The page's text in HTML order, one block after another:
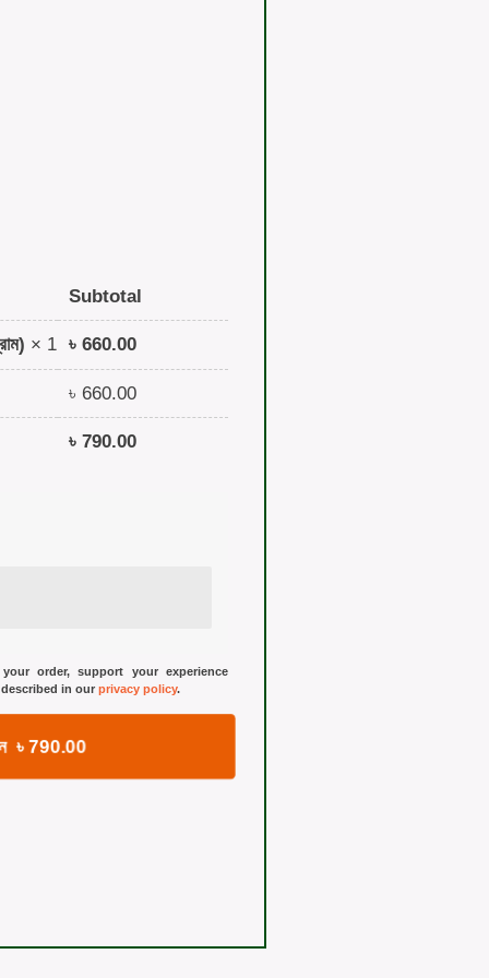
Subtotal
× 1 ৳ 660.00
৳ 660.00
৳ 790.00
order, support your experience
in our privacy policy.
৳ 790.00